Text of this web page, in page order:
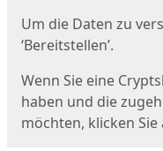
Um die Daten zu
‘Bereitstellen’.
Wenn Sie eine
haben und die
möchten, klicken